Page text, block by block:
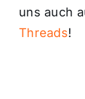
uns auch
Threads!